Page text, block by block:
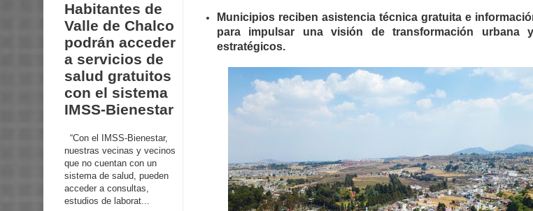
Habitantes de
Valle de Chalco
podrán acceder
a servicios de
salud gratuitos
con el sistema
IMSS-Bienestar
“Con el IMSS-Bienestar,
nuestras vecinas y vecinos
que no cuentan con un
sistema de salud, pueden
acceder a consultas,
estudios de laborat...
Municipios reciben asistencia técnica gratuita e
para impulsar una visión de transformación urbana
estratégicos.